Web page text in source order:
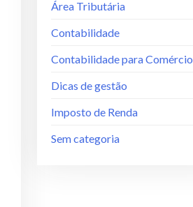
Área Tributária
Contabilidade
Contabilidade para Comércio
Dicas de gestão
Imposto de Renda
Sem categoria